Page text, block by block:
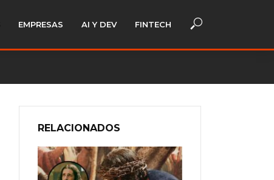
EMPRESAS AI Y DEV FINTECH
RELACIONADOS